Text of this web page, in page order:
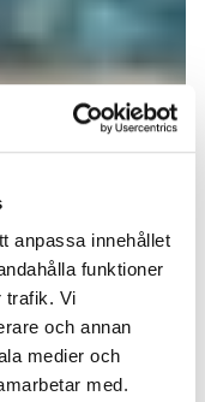
anpassa innehållet
funktioner
trafik. Vi
och annan
medier och
med.